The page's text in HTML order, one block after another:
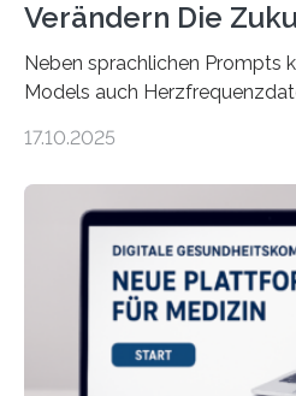
Verändern Die
Neben sprachlichen Prompts
Models auch
haben Dr. Morris Gellisch,
und Boris Burr von der Ruhr-
dafür eine technische
physiologische Daten in
übermittelt werden können.
kann dadurch auch die
einbeziehen, auf die
17.10.2025